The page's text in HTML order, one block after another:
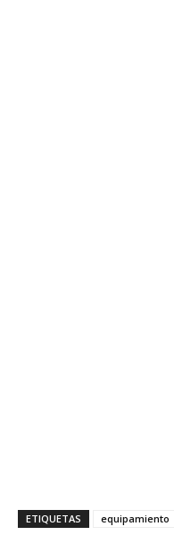
ETIQUETAS equipamiento